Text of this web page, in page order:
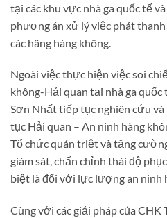
tại các khu vực nhà ga quốc tế
phương án xử lý việc phát
các hãng hàng không.
Ngoài việc thực hiện việc soi
không-Hải quan tại nhà ga quốc
Sơn Nhất tiếp tục nghiên cứu
tục Hải quan – An ninh hàng
Tổ chức quán triệt và tăng
giám sát, chấn chỉnh thái độ
biệt là đối với lực lượng an ninh
Cùng với các giải pháp của CHK